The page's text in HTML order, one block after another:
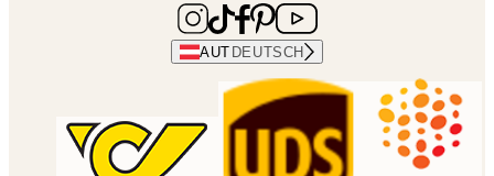
AUT DEUTSCH